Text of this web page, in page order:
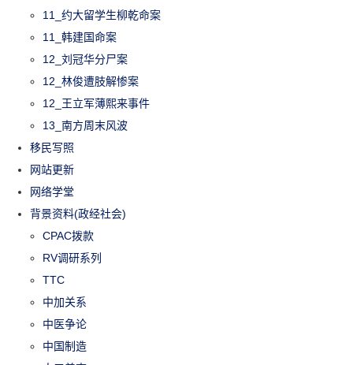
11_约大留学生柳乾命案
11_韩建国命案
12_刘冠华分尸案
12_林俊遭肢解惨案
12_王立军薄熙来事件
13_南方周末风波
移民写照
网站更新
网络学堂
背景资料(政经社会)
CPAC拨款
RV调研系列
TTC
中加关系
中医争论
中国制造